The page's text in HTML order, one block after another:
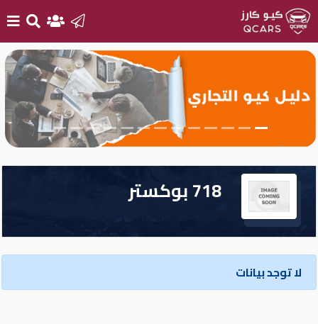
بيع
سيارتك
أحدث
السيارات
سيارات
جديدة
سيارات
718 بوكستر
لا توجد بيانات